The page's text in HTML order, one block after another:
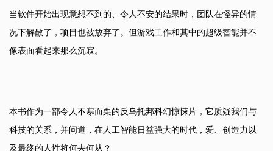
当软件开始出现意想不到的、令人不安的结果时，团队在怪异的情
况下解散了，项目也被放弃了。但游戏工作和其中的超级智能并不
像表面看起来那么沉寂。
本书作为一部令人不寒而栗的反乌托邦科幻惊悚片，它质疑我们与
科技的关系，并问道，在人工智能日益强大的时代，爱、创造力以
及最终的人性将何去何从？